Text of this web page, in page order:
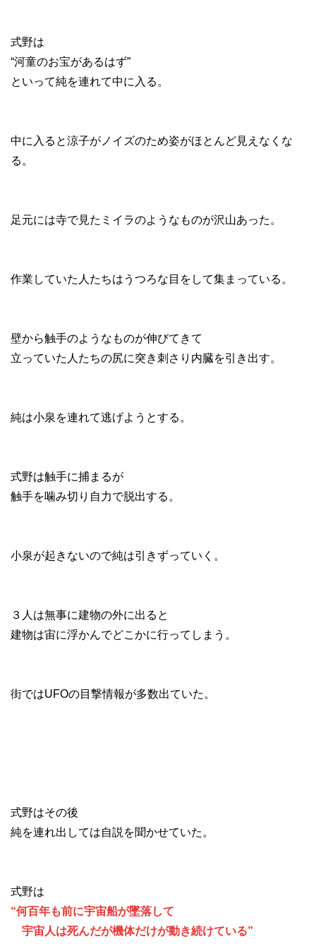
式野は
“河童のお宝があるはず”
といって純を連れて中に入る。
中に入ると涼子がノイズのため姿がほとんど見えなくな
る。
足元には寺で見たミイラのようなものが沢山あった。
作業していた人たちはうつろな目をして集まっている。
壁から触手のようなものが伸びてきて
立っていた人たちの尻に突き刺さり内臓を引き出す。
純は小泉を連れて逃げようとする。
式野は触手に捕まるが
触手を噛み切り自力で脱出する。
小泉が起きないので純は引きずっていく。
３人は無事に建物の外に出ると
建物は宙に浮かんでどこかに行ってしまう。
街ではUFOの目撃情報が多数出ていた。
式野はその後
純を連れ出しては自説を聞かせていた。
式野は
“何百年も前に宇宙船が墜落して
宇宙人は死んだが機体だけが動き続けている”